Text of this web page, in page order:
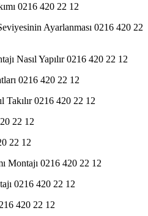
0216 420 22 12
Ayarlanması 0216 420 22
Nasıl Yapılır 0216 420 22 12
0216 420 22 12
Takılır 0216 420 22 12
22 12
22 12
Montajı 0216 420 22 12
0216 420 22 12
420 22 12